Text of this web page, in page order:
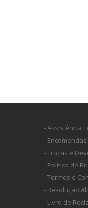
- Assistência
-
- Trocas e
- Politica de
- Termos e
- Resolução
- Livro de